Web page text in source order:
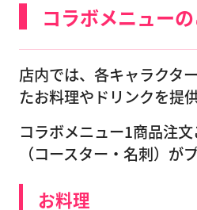
コラボメニュー
店内では、各キャラクタ
たお料理やドリンクを提供
コラボメニュー1商品注
（コースター・名刺）が
お料理